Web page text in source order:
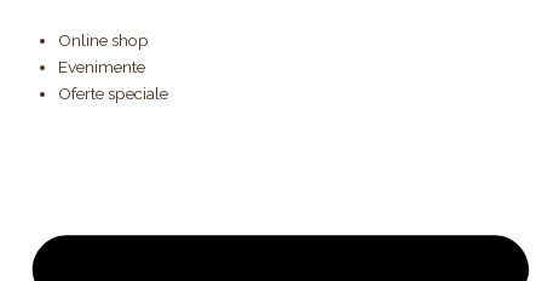
content
Online shop
Evenimente
Oferte speciale
search
Tort